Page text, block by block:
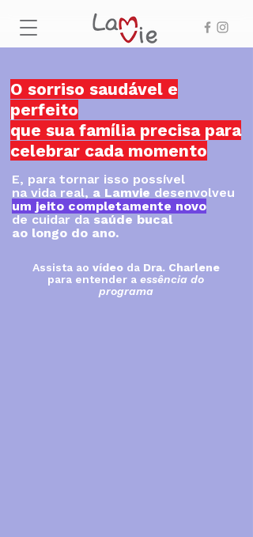
O sorriso saudável e
perfeito
que sua família precisa para
celebrar cada momento
E, para tornar isso possível
na vida real, a Lamvie desenvolveu
um jeito completamente novo
de cuidar da saúde bucal
ao longo do ano.
Assista ao vídeo daDra. Charlene
para entender a essência do
programa